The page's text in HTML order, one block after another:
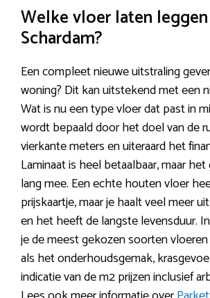
Welke vloer laten
Schardam?
Een compleet nieuwe uitstraling
woning? Dit kan uitstekend met een
Wat is nu een type vloer dat past in
wordt bepaald door het doel van de
vierkante meters en uiteraard het
Laminaat is heel betaalbaar, maar
lang mee. Een echte houten vloer
prijskaartje, maar je haalt veel meer
en het heeft de langste levensduur.
je de meest gekozen soorten
als het onderhoudsgemak,
indicatie van de m2 prijzen inclusief